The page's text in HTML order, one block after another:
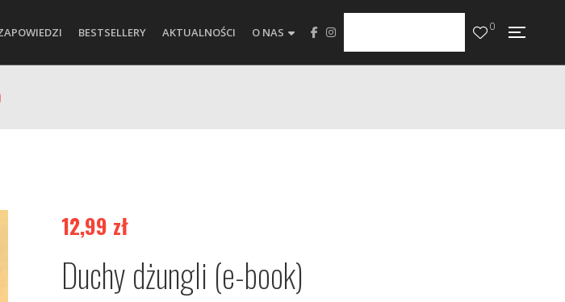
BESTSELLERY AKTUALNOŚCI O NAS 0
12,99 zł
Duchy dżungli (e-book)